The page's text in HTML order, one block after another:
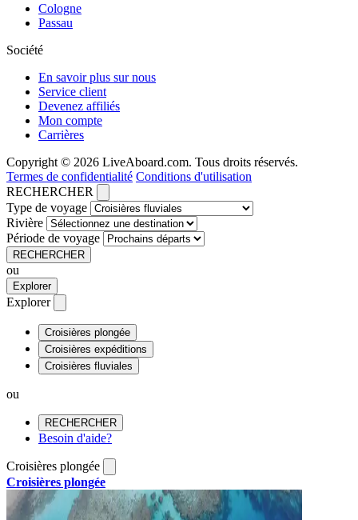
Cologne
Passau
Société
En savoir plus sur nous
Service client
Devenez affiliés
Mon compte
Carrières
Copyright © 2026 LiveAboard.com. Tous droits réservés.
Termes de confidentialité Conditions d'utilisation
RECHERCHER
Type de voyage
Rivière
Période de voyage
RECHERCHER
ou
Explorer
Explorer
Croisières plongée
Croisières expéditions
Croisières fluviales
ou
RECHERCHER
Besoin d'aide?
Croisières plongée
Croisières plongée